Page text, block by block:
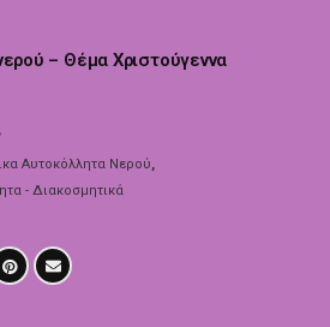
– Θέμα Χριστούγεννα
Αυτοκόλλητα Νερού,
- Διακοσμητικά